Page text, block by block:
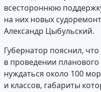
всестороннюю
на них новых
Александр Цыбульский.
Губернатор пояснил,
в проведении
нуждаться около 100
и классов, габариты